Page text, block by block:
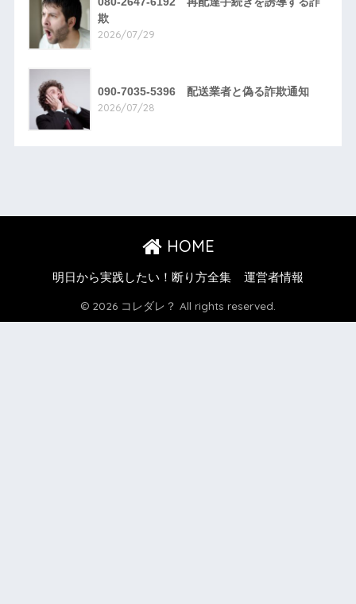
欺
2026/07/29
090-7035-5396 配送業者と偽る詐欺通知
2026/07/28
HOME
明日から実践したい！断り方全集 運営者情報
© 2026 コレダレ？ All rights reserved.